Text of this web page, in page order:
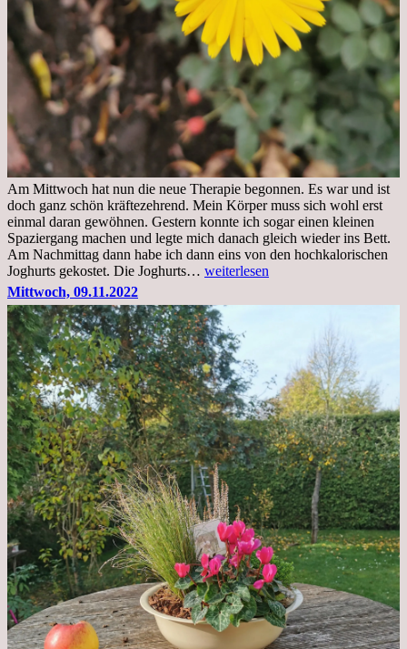
Am Mittwoch hat nun die neue Therapie begonnen. Es war und ist
doch ganz schön kräftezehrend. Mein Körper muss sich wohl erst
einmal daran gewöhnen. Gestern konnte ich sogar einen kleinen
Spaziergang machen und legte mich danach gleich wieder ins Bett.
Am Nachmittag dann habe ich dann eins von den hochkalorischen
Joghurts gekostet. Die Joghurts… Freitag,
Therapie
Beginn
gut
überstanden
weiterlesen
Mittwoch, 09.11.2022